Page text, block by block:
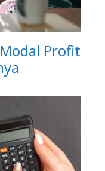
Profit